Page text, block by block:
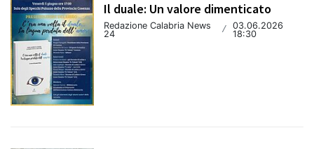
Il duale: Un valore dimenticato
Redazione Calabria News
24
/ 03.06.2026
18:30